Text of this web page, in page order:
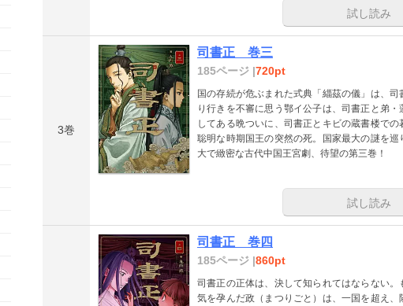
試し読み
3巻
司書正 巻三
185ページ |720pt
国の存続が危ぶまれた式典「緇茲の儀」は、
り行きを不審に思う鄂イ公子は、司書正と弟
してある晩ついに、司書正とキビの蔵書楼で
聡明な時期国王の突然の死。国家最大の謎を
大で緻密な古代中国王宮劇、待望の第三巻！
試し読み
司書正 巻四
185ページ |860pt
司書正の正体は、決して知られてはならない
気を孕んだ政（まつりごと）は、一国を超え